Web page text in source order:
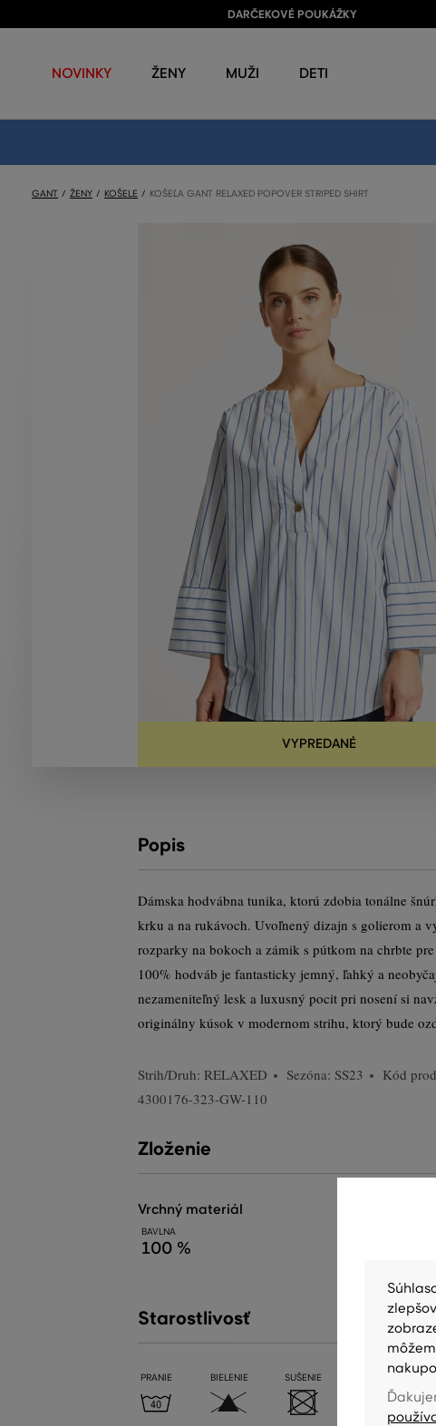
DARČEKOVÉ POUKÁŽKY
NOVINKY ŽENY MUŽI DETI
GANT ŽENY KOŠELE KOŠEĽA GANT RELAXED POPOVER STRIPED SHIRT
VYPREDANÉ
Popis
Dámska hodvábna tunika, ktorú zdobia tonálne
krku a na rukávoch. Uvoľnený dizajn s golierom a
rozparky na bokoch a zámik s pútkom na chrbte
100% hodváb je fantasticky jemný, ľahký a
nezameniteľný lesk a luxusný pocit pri nosení si
originálny kúsok v modernom strihu, ktorý bude
Strih/Druh: RELAXED Sezóna: SS23
Kód
4300176-323-GW-110
Zloženie
vrchný materiál
BAVLNA
100 %
Starostlivosť
PRANIE BIELENIE SUŠENIE ŽEHLENIE